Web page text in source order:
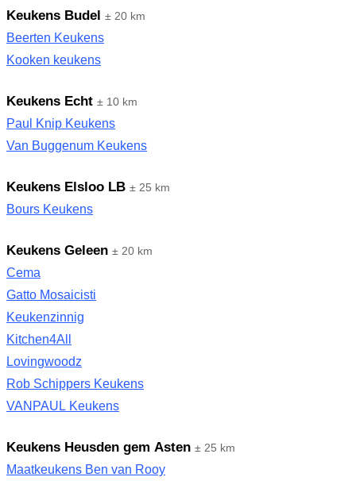
Keukens Budel ± 20 km
Beerten Keukens
Kooken keukens
Keukens Echt ± 10 km
Paul Knip Keukens
Van Buggenum Keukens
Keukens Elsloo LB ± 25 km
Bours Keukens
Keukens Geleen ± 20 km
Cema
Gatto Mosaicisti
Keukenzinnig
Kitchen4All
Lovingwoodz
Rob Schippers Keukens
VANPAUL Keukens
Keukens Heusden gem Asten ± 25 km
Maatkeukens Ben van Rooy